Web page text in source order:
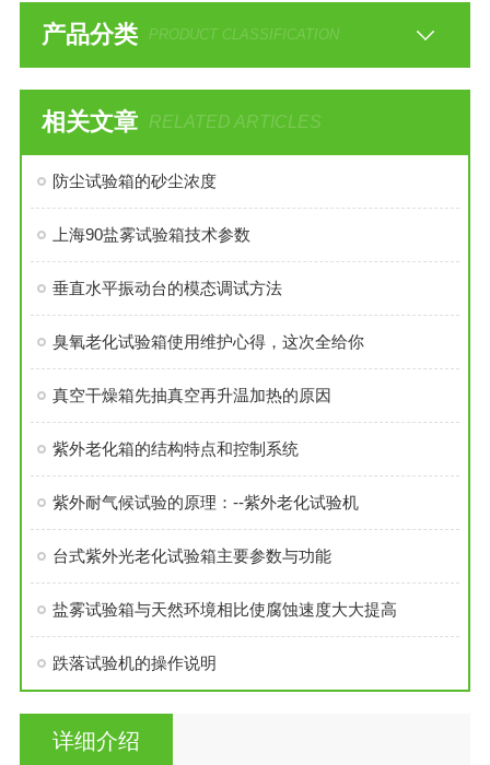
产品分类 PRODUCT CLASSIFICATION
相关文章 RELATED ARTICLES
防尘试验箱的砂尘浓度
上海90盐雾试验箱技术参数
垂直水平振动台的模态调试方法
臭氧老化试验箱使用维护心得，这次全给你
真空干燥箱先抽真空再升温加热的原因
紫外老化箱的结构特点和控制系统
紫外耐气候试验的原理：--紫外老化试验机
台式紫外光老化试验箱主要参数与功能
盐雾试验箱与天然环境相比使腐蚀速度大大提高
跌落试验机的操作说明
详细介绍